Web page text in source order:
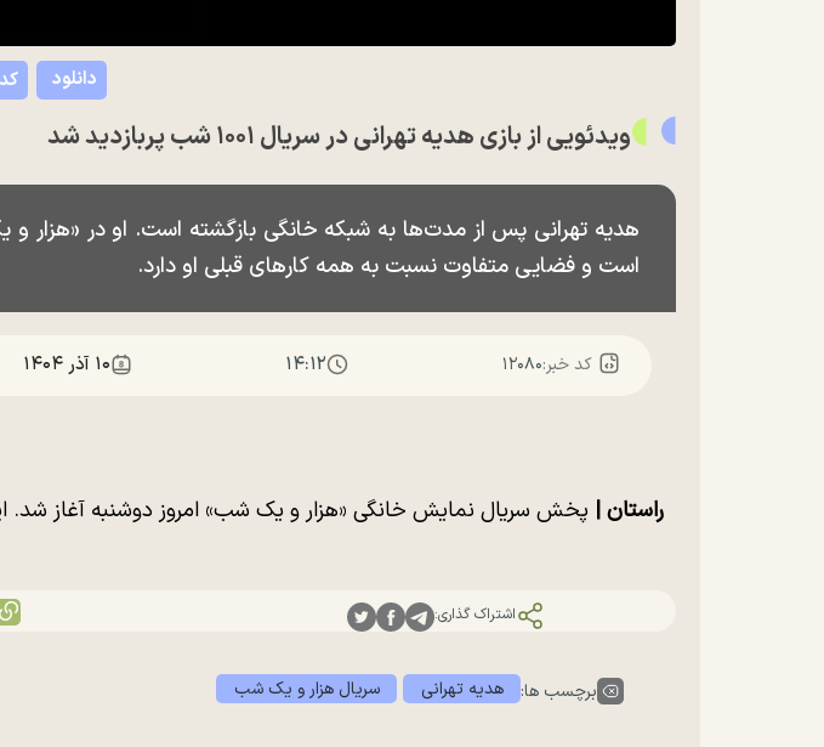
دانلود
ویدئویی از بازی هدیه تهرانی در سریال ۱۰۰۱ شب پربازدید شد
هدیه تهرانی پس از مدت‌ها به شبکه خانگی بازگشته است. او در «هزار
است و فضایی متفاوت نسبت به همه کارهای قبلی او دارد.
کد خبر:۱۲۰۸۰ ۱۴:۱۲ ۱۰ آذر ۱۴۰۴
راستان | پخش سریال نمایش خانگی «هزار و یک شب» امروز دوشنبه آغاز شد.
اشتراک گذاری:
برچسب ها: هدیه تهرانی سریال هزار و یک شب